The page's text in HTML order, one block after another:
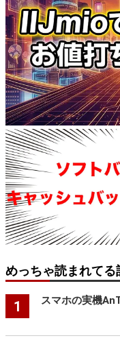
めっちゃ読まれて
1 スマホの実機